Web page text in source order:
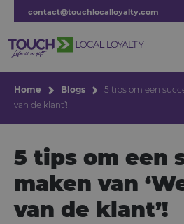
contact@touchlocalloyalty.com
Home Blogs
5 tips om een
van de klant’!
5 tips om een
maken van
van de klant’!